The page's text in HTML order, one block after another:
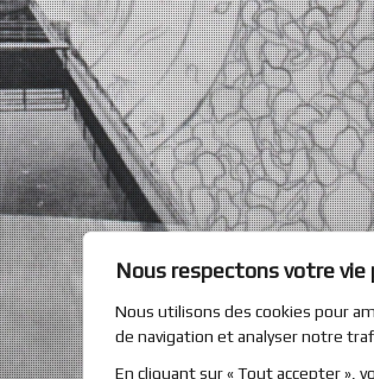
Nous respectons votre vie
Nous utilisons des cookies pour
de navigation et analyser notre
En cliquant sur « Tout accepter »,